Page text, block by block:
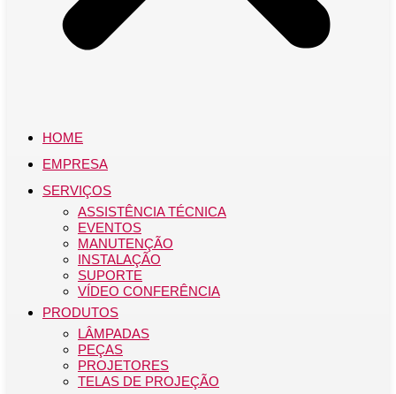
HOME
EMPRESA
SERVIÇOS
ASSISTÊNCIA TÉCNICA
EVENTOS
MANUTENÇÃO
INSTALAÇÃO
SUPORTE
VÍDEO CONFERÊNCIA
PRODUTOS
LÂMPADAS
PEÇAS
PROJETORES
TELAS DE PROJEÇÃO